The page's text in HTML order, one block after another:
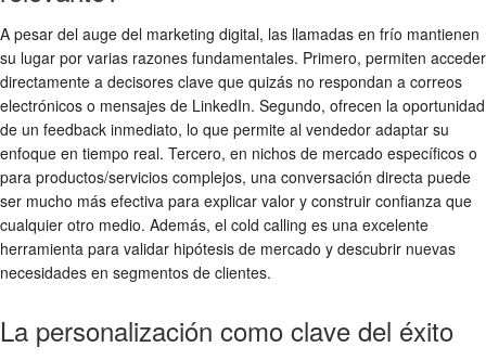
A pesar del auge del marketing digital, las llamadas en frío mantienen
su lugar por varias razones fundamentales. Primero, permiten acceder
directamente a decisores clave que quizás no respondan a correos
electrónicos o mensajes de LinkedIn. Segundo, ofrecen la oportunidad
de un feedback inmediato, lo que permite al vendedor adaptar su
enfoque en tiempo real. Tercero, en nichos de mercado específicos o
para productos/servicios complejos, una conversación directa puede
ser mucho más efectiva para explicar valor y construir confianza que
cualquier otro medio. Además, el cold calling es una excelente
herramienta para validar hipótesis de mercado y descubrir nuevas
necesidades en segmentos de clientes.
La personalización como clave del éxito